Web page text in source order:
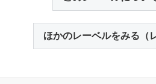
ほかのレーベルをみる（